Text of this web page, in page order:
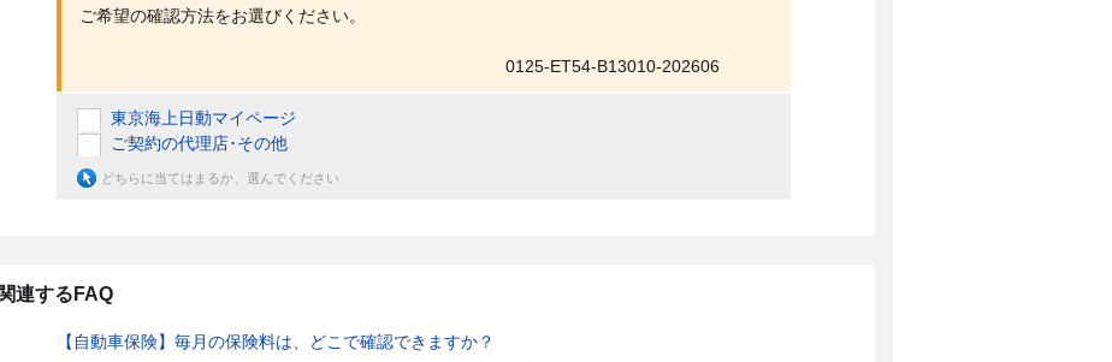
ご希望の確認方法をお選びください。
0125-ET54-B13010-202606
東京海上日動マイページ
ご契約の代理店･その他
どちらに当てはまるか、選んでください
関連するFAQ
【自動車保険】毎月の保険料は、どこで確認できますか？